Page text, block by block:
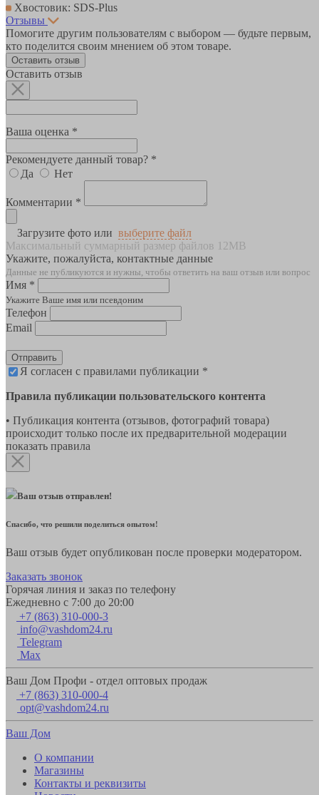
Хвостовик: SDS-Plus
Отзывы
Помогите другим пользователям с выбором — будьте первым,
кто поделится своим мнением об этом товаре.
Оставить отзыв
Оставить отзыв
Ваша оценка *
Рекомендуете данный товар? *
Да
Нет
Комментарии *
Загрузите фото или выберите файл
Максимальный суммарный размер файлов 12MB
Укажите, пожалуйста, контактные данные
Данные не публикуются и нужны, чтобы ответить на ваш отзыв или вопрос
Имя *
Укажите Ваше имя или псевдоним
Телефон
Email
Отправить
Я согласен с правилами публикации *
Правила публикации пользовательского контента
• Публикация контента (отзывов, фотографий товара)
происходит только после их предварительной модерации
показать правила
Ваш отзыв отправлен!
Спасибо, что решили поделиться опытом!
Ваш отзыв будет опубликован после проверки модератором.
Заказать звонок
Горячая линия и заказ по телефону
Ежедневно с 7:00 до 20:00
+7 (863) 310-000-3
info@vashdom24.ru
Telegram
Max
Ваш Дом Профи - отдел оптовых продаж
+7 (863) 310-000-4
opt@vashdom24.ru
Ваш Дом
О компании
Магазины
Контакты и реквизиты